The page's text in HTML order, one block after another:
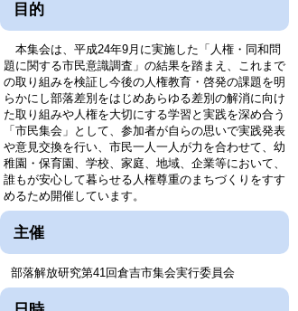
目的
本集会は、平成24年9月に実施した「人権・同和問
題に関する市民意識調査」の結果を踏まえ、これまで
の取り組みを検証し今後の人権教育・啓発の課題を明
らかにし部落差別をはじめあらゆる差別の解消に向け
た取り組みや人権を大切にする学習と実践を深め合う
「市民集会」として、参加者が自らの思いで実践発表
や意見交換を行い、市民一人一人が力を合わせて、幼
稚園・保育園、学校、家庭、地域、企業等において、
誰もが安心して暮らせる人権尊重のまちづくりをすす
めるため開催しています。
主催
部落解放研究第41回倉吉市集会実行委員会